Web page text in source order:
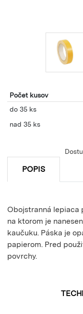
Počet kusov
do 35 ks
nad 35 ks
POPIS
Obojstranná lepiaca
na ktorom je
kaučuku. Páska je
papierom. Pred
povrchy.